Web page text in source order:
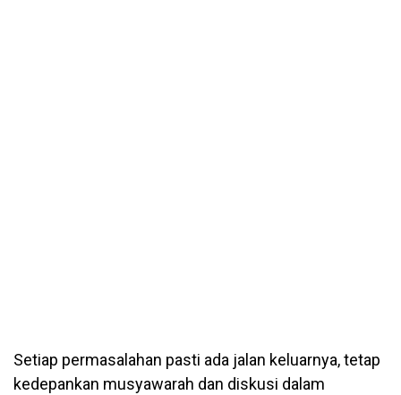
Setiap permasalahan pasti ada jalan keluarnya, tetap
kedepankan musyawarah dan diskusi dalam